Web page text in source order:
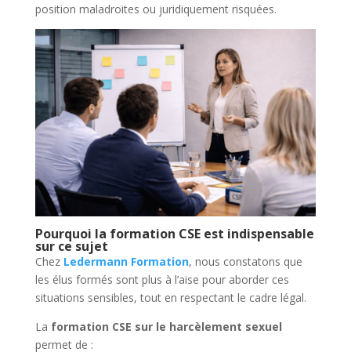
position maladroites ou juridiquement risquées.
Pourquoi la formation CSE est indispensable
sur ce sujet
Chez Ledermann Formation, nous constatons que
les élus formés sont plus à l’aise pour aborder ces
situations sensibles, tout en respectant le cadre légal.
La formation CSE sur le harcèlement sexuel
permet de :